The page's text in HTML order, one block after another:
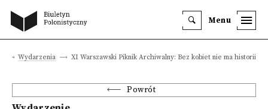
Menu
Wydarzenia XI Warszawski Piknik Archiwalny: Bez kobiet nie ma historii
Powrót